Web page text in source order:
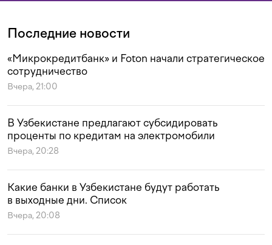
Последние новости
«Микрокредитбанк» и Foton начали стратегическое
сотрудничество
Вчера, 21:00
В Узбекистане предлагают субсидировать
проценты по кредитам на электромобили
Вчера, 20:28
Какие банки в Узбекистане будут работать
в выходные дни. Список
Вчера, 20:08